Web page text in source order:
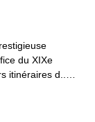
du XIXe
itinéraires d